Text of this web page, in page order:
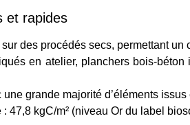
et rapides
sur des procédés secs, permettant un
en atelier, planchers bois-
une grande majorité d’éléments
47,8 kgC/m² (niveau Or du label